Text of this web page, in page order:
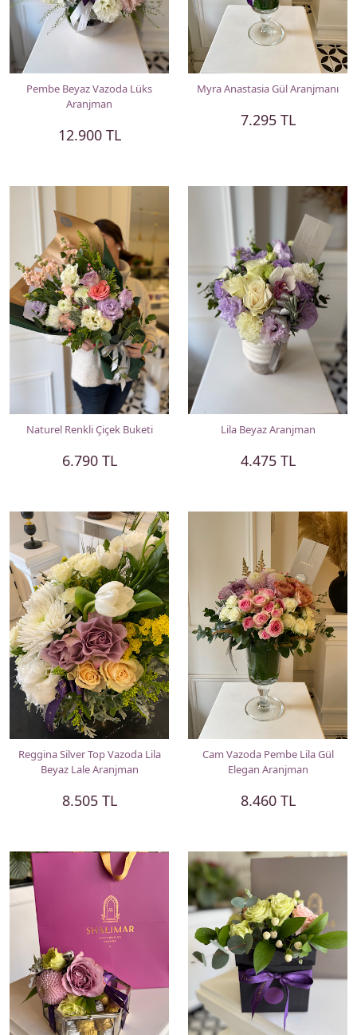
Pembe Beyaz Vazoda Lüks
Aranjman
12.900 TL
Myra Anastasia Gül Aranjmanı
7.295 TL
Naturel Renkli Çiçek Buketi
6.790 TL
Lila Beyaz Aranjman
4.475 TL
Reggina Silver Top Vazoda Lila
Beyaz Lale Aranjman
8.505 TL
Cam Vazoda Pembe Lila Gül
Elegan Aranjman
8.460 TL